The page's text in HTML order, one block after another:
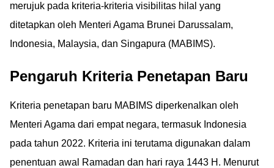
merujuk pada kriteria-kriteria visibilitas hilal yang
ditetapkan oleh Menteri Agama Brunei Darussalam,
Indonesia, Malaysia, dan Singapura (MABIMS).
Pengaruh Kriteria Penetapan Baru
Kriteria penetapan baru MABIMS diperkenalkan oleh
Menteri Agama dari empat negara, termasuk Indonesia
pada tahun 2022. Kriteria ini terutama digunakan dalam
penentuan awal Ramadan dan hari raya 1443 H. Menurut